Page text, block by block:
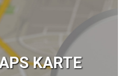
KARTE